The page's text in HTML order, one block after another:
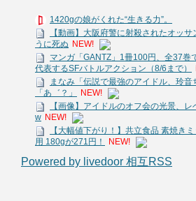
1420gの娘がくれた“生きる力”。
【動画】大阪府警に射殺されたオッ
うに死ぬ NEW!
マンガ「GANTZ」1冊100円、全37巻
代表するSFバトルアクション（8/6まで）
まなみ「伝説で最強のアイドル、玲音
「あ゛？」
NEW!
【画像】アイドルのオフ会の光景、
w NEW!
【大幅値下がり！】共立食品 素焼き
用 180gが271円！
NEW!
Powered by livedoor 相互RSS